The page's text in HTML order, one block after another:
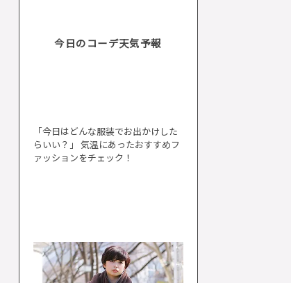
今日のコーデ天気予報
「今日はどんな服装でお出かけした
らいい？」 気温にあったおすすめフ
ァッションをチェック！